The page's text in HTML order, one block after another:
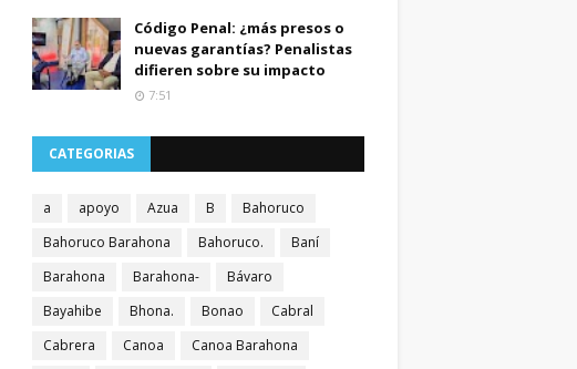
Código Penal: ¿más presos o
nuevas garantías? Penalistas
difieren sobre su impacto
7:51
CATEGORIAS
a apoyo Azua B
Bahoruco
Bahoruco Barahona
Bahoruco.
Baní
Barahona
Barahona-
Bávaro
Bayahibe
Bhona. Bonao
Cabral
Cabrera
Canoa
Canoa Barahona